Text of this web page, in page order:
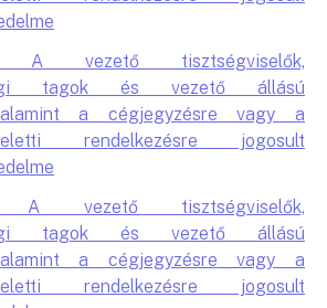
A vezető tisztségviselők,
tagok és vezető állású
a cégjegyzésre vagy a
rendelkezésre jogosult
A vezető tisztségviselők,
tagok és vezető állású
a cégjegyzésre vagy a
rendelkezésre jogosult